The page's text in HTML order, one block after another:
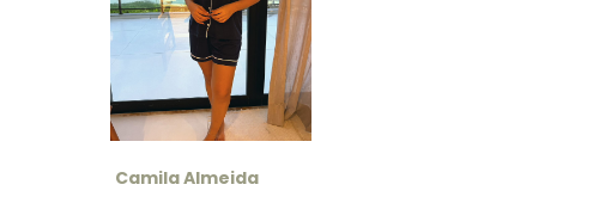
Camila Almeida